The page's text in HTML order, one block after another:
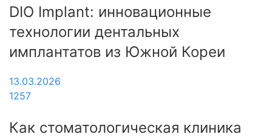
DIO Implant: инновационные
технологии дентальных
имплантатов из Южной Кореи
13.03.2026
1257
Как стоматологическая клиника